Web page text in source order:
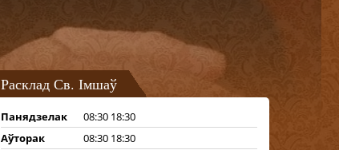
Расклад Св. Імшаў
Панядзелак
08:30 18:30
Аўторак
08:30 18:30